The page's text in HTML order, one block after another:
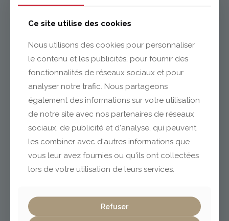
Clermont-Ferrand
04 73 42 18 38
lexpo@gabriel-sa.fr
Vichy / Cusset
Ce site utilise des cookies
Nous utilisons des cookies pour personnaliser
le contenu et les publicités, pour fournir des
fonctionnalités de réseaux sociaux et pour
analyser notre trafic. Nous partageons
également des informations sur votre utilisation
de notre site avec nos partenaires de réseaux
sociaux, de publicité et d'analyse, qui peuvent
les combiner avec d'autres informations que
vous leur avez fournies ou qu'ils ont collectées
lors de votre utilisation de leurs services.
Refuser